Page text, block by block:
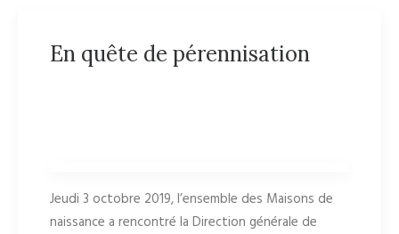
En quête de pérennisation
Jeudi 3 octobre 2019, l’ensemble des Maisons de
naissance a rencontré la Direction générale de